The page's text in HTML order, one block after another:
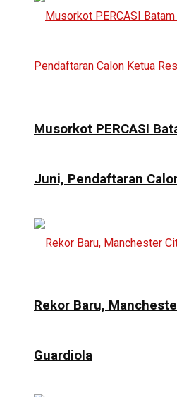
Musorkot PERCASI
Juni, Pendaftaran
Rekor Baru,
Guardiola